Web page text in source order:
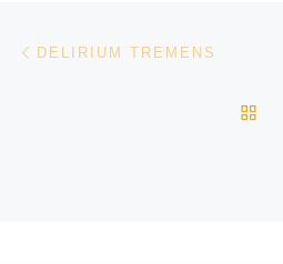
Bericht navigatie
DELIRIUM TREMENS